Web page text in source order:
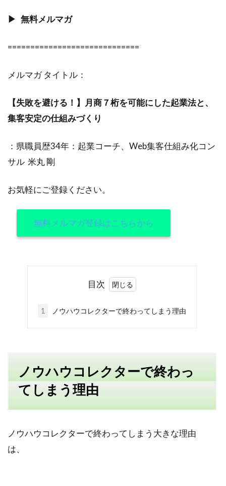
▶︎ 無料メルマガ
=============================
メルマガ タイトル：
【失敗を避ける！】月商７桁を可能にした起業法と、
集客安定の仕組みづくり
：県職員歴34年：起業コーチ、Web集客仕組み化コン
サル 米丸 剛
お気軽にご登録ください。
無料メルマガ登録はこちらから
目次
1 ノウハウコレクターで終わってしまう理由
ノウハウコレクターで終わっ
てしまう理由
ノウハウコレクターで終わってしまう大きな理由
は、